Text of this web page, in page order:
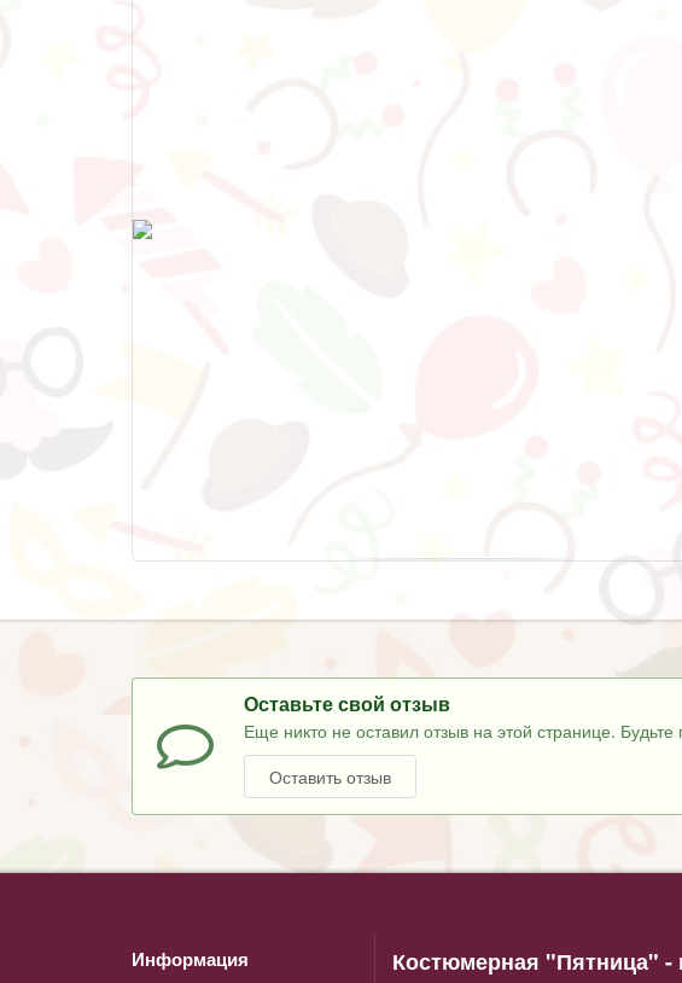
Оставьте свой отзыв
Еще никто не оставил отзыв на этой странице.
Оставить отзыв
Информация Костюмерная "Пятница" -